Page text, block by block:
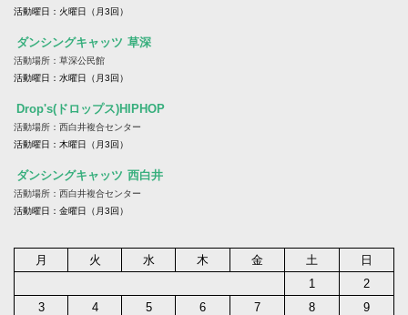
活動曜日：火曜日（月3回）
ダンシングキャッツ 草深
活動場所：草深公民館
活動曜日：水曜日（月3回）
Drop's(ドロップス)HIPHOP
活動場所：西白井複合センター
活動曜日：木曜日（月3回）
ダンシングキャッツ 西白井
活動場所：西白井複合センター
活動曜日：金曜日（月3回）
月 火 水 木 金 土
日
1
2
3
4 5 6 7 8
9